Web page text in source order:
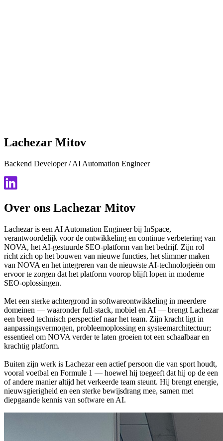
Lachezar Mitov
Backend Developer / AI Automation Engineer
Over ons Lachezar Mitov
Lachezar is een AI Automation Engineer bij InSpace,
verantwoordelijk voor de ontwikkeling en continue verbetering van
NOVA, het AI-gestuurde SEO-platform van het bedrijf. Zijn rol
richt zich op het bouwen van nieuwe functies, het slimmer maken
van NOVA en het integreren van de nieuwste AI-technologieën om
ervoor te zorgen dat het platform voorop blijft lopen in moderne
SEO-oplossingen.
Met een sterke achtergrond in softwareontwikkeling in meerdere
domeinen — waaronder full-stack, mobiel en AI — brengt Lachezar
een breed technisch perspectief naar het team. Zijn kracht ligt in
aanpassingsvermogen, probleemoplossing en systeemarchitectuur;
essentieel om NOVA verder te laten groeien tot een schaalbaar en
krachtig platform.
Buiten zijn werk is Lachezar een actief persoon die van sport houdt,
vooral voetbal en Formule 1 — hoewel hij toegeeft dat hij op de een
of andere manier altijd het verkeerde team steunt. Hij brengt energie,
nieuwsgierigheid en een sterke bewijsdrang mee, samen met
diepgaande kennis van software en AI.